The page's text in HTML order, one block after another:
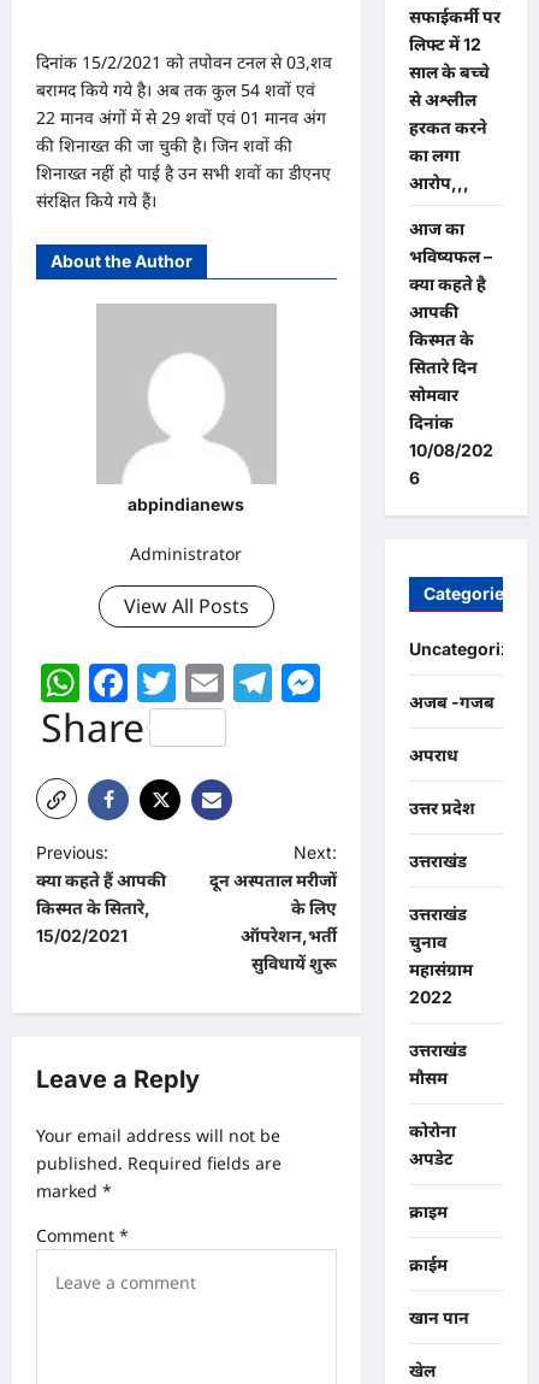
दिनांक 15/2/2021 को तपोवन टनल से 03,शव
बरामद किये गये है। अब तक कुल 54 शवों एवं
22 मानव अंगों में से 29 शवों एवं 01 मानव अंग
की शिनाख्त की जा चुकी है। जिन शवों की
शिनाख्त नहीं हो पाई है उन सभी शवों का डीएनए
संरक्षित किये गये हैं।
About the Author
abpindianews
Administrator
View All Posts
WhatsApp
Facebook
Twitter
EmailTelegram
Messenger
Share
P
o
s
n
v
g
a
t
Previous:
क्या कहते हैं आपकी
किस्मत के सितारे,
15/02/2021
Next:
दून अस्पताल मरीजों
के लिए
ऑपरेशन,भर्ती
सुविधायें शुरू
Leave a Reply
Your email address will not be
published. Required fields are
marked *
Comment *
सफाईकर्मी पर
लिफ्ट में 12
साल के बच्चे
से अश्लील
हरकत करने
का लगा
आरोप,,,
आज का
भविष्यफल –
क्या कहते है
आपकी
किस्मत के
सितारे दिन
सोमवार
दिनांक
10/08/202
6
Categories
Uncategorized
अजब -गजब
अपराध
उत्तर प्रदेश
उत्तराखंड
उत्तराखंड
चुनाव
महासंग्राम
2022
उत्तराखंड
मौसम
कोरोना
अपडेट
क्राइम
क्राईम
खान पान
खेल